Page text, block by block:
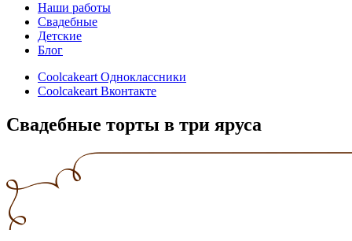
Наши работы
Свадебные
Детские
Блог
Coolcakeart Одноклассники
Coolcakeart Вконтакте
Свадебные торты в три яруса